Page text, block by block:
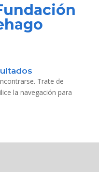
Trate de
la navegación para